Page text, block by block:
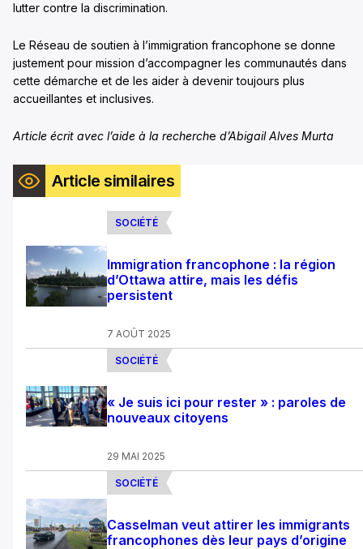
lutter contre la discrimination.
Le Réseau de soutien à l’immigration francophone se donne
justement pour mission d’accompagner les communautés dans
cette démarche et de les aider à devenir toujours plus
accueillantes et inclusives.
Article écrit avec l’aide à la recherche d’Abigail Alves Murta
Article similaires
SOCIÉTÉ
Immigration francophone : la région
d’Ottawa attire, mais les défis
persistent
7 AOÛT 2025
SOCIÉTÉ
« Je suis ici pour rester » : paroles de
nouveaux citoyens
29 MAI 2025
SOCIÉTÉ
Casselman veut attirer les immigrants
francophones dès leur pays d’origine